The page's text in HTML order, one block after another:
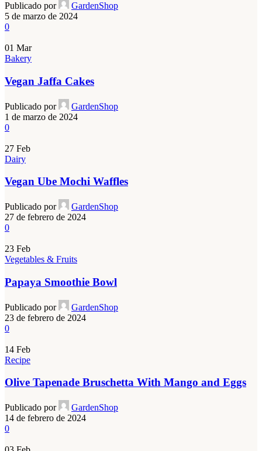
Publicado por
GardenShop
5 de marzo de 2024
0
01 Mar
Bakery
Vegan Jaffa Cakes
Publicado por
GardenShop
1 de marzo de 2024
0
27 Feb
Dairy
Vegan Ube Mochi Waffles
Publicado por
GardenShop
27 de febrero de 2024
0
23 Feb
Vegetables & Fruits
Papaya Smoothie Bowl
Publicado por
GardenShop
23 de febrero de 2024
0
14 Feb
Recipe
Olive Tapenade Bruschetta With Mango and Eggs
Publicado por
GardenShop
14 de febrero de 2024
0